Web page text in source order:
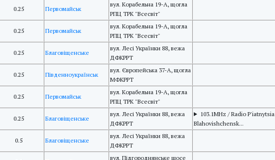
0.25 Первомайськ
вул. Корабельна 19-А, щогла
РПЦ ТРК "Всесвіт"
0.25 Первомайськ
вул. Корабельна 19-А, щогла
РПЦ ТРК "Всесвіт"
0.25 Благовіщенське
вул. Лесі Українки 88, вежа
ДФКРРТ
0.25 Південноукраїнськ
вул. Європейська 37-А, щогла
МФКРРТ
0.25 Первомайськ
вул. Корабельна 19-А, щогла
РПЦ ТРК "Всесвіт"
0.25 Благовіщенське
вул. Лесі Українки 88, вежа
ДФКРРТ
103.1MHz / Radio P'iatnytsia
Blahovishchensk...
0.5 Благовіщенське
вул. Лесі Українки 88, вежа
ДФКРРТ
вул. Підгороднянське шосе